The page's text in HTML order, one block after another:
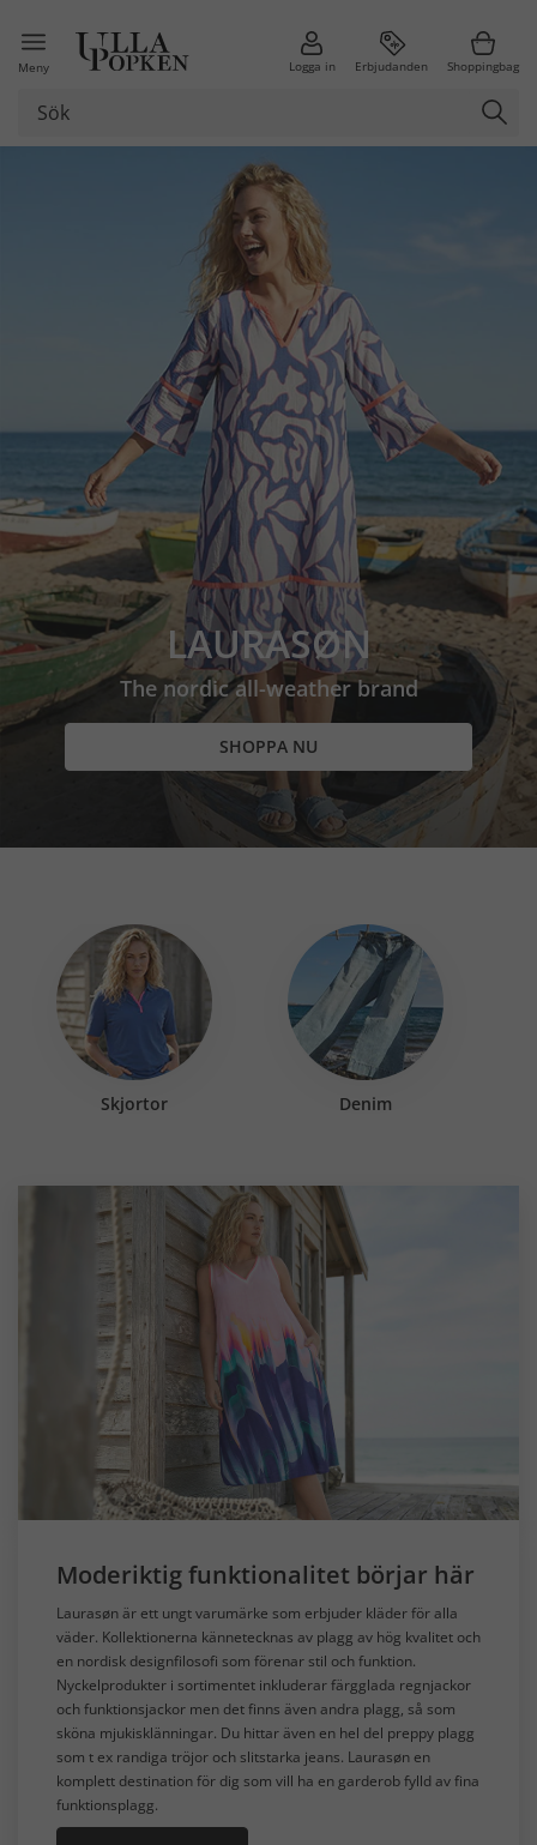
Meny Logga in Erbjudanden Shoppingbag
LAURASØN
The nordic all-weather brand
SHOPPA NU
Skjortor Denim
Moderiktig funktionalitet börjar här
Laurasøn är ett ungt varumärke som erbjuder kläder för alla
väder. Kollektionerna kännetecknas av plagg av hög kvalitet och
en nordisk designfilosofi som förenar stil och funktion.
Nyckelprodukter i sortimentet inkluderar färgglada regnjackor
och funktionsjackor men det finns även andra plagg, så som
sköna mjukisklänningar. Du hittar även en hel del preppy plagg
som t ex randiga tröjor och slitstarka jeans. Laurasøn en
komplett destination för dig som vill ha en garderob fylld av fina
funktionsplagg.